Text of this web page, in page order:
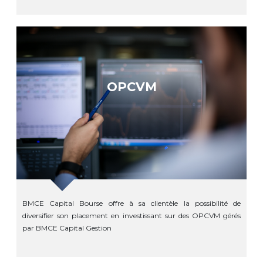
OPCVM
BMCE Capital Bourse offre à sa clientèle la possibilité de
diversifier son placement en investissant sur des OPCVM gérés
par BMCE Capital Gestion